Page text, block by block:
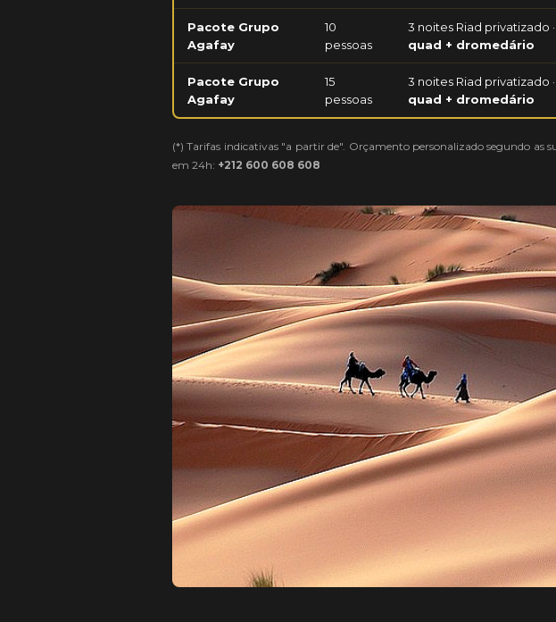
Pacote Grupo
Agafay
10
pessoas
3 noites Riad privatizado
quad + dromedário
Pacote Grupo
Agafay
15
pessoas
3 noites Riad privatizado
quad + dromedário
(*) Tarifas indicativas "a partir de". Orçamento personalizado segundo as
em 24h: +212 600 608 608